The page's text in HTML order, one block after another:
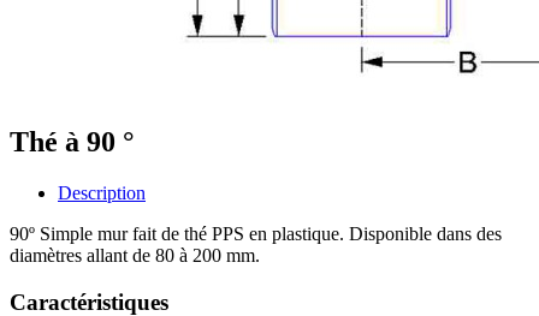
Thé à 90 °
Description
90º Simple mur fait de thé PPS en plastique. Disponible dans des
diamètres allant de 80 à 200 mm.
Caractéristiques